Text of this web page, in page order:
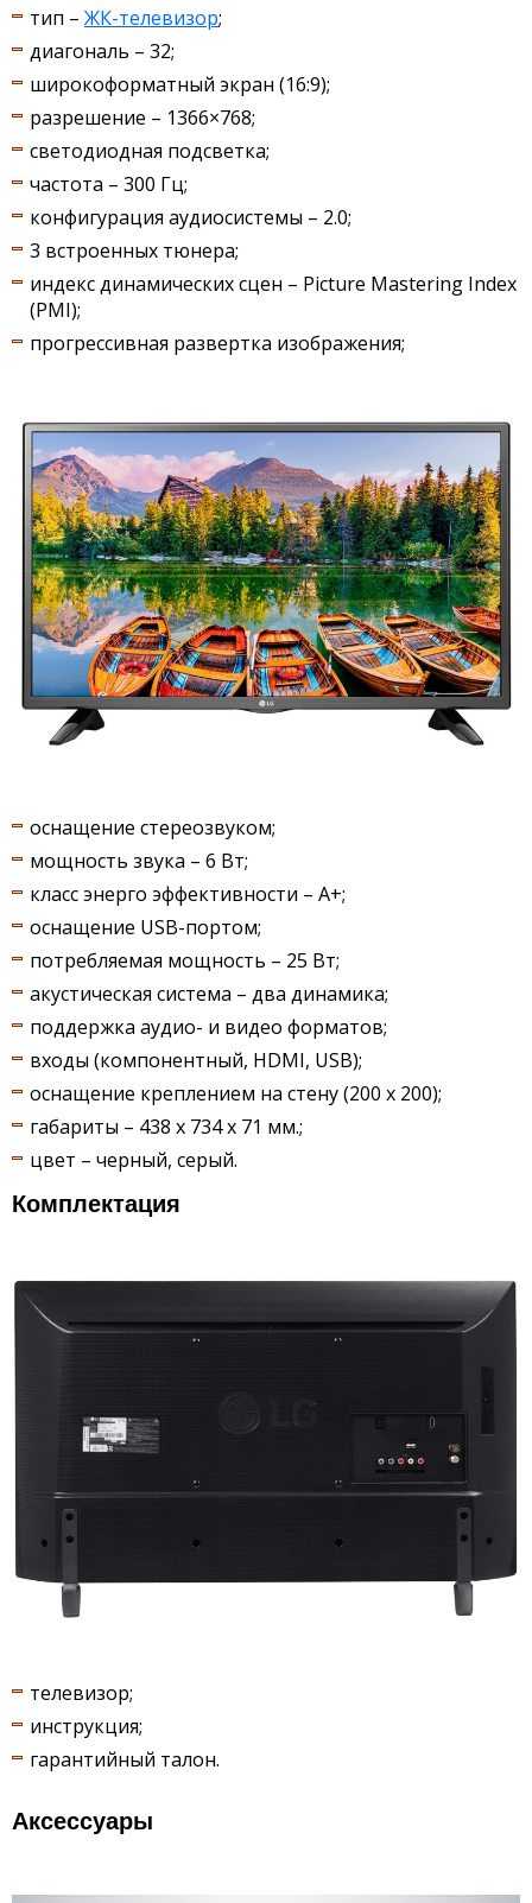
тип – ЖК-телевизор;
диагональ – 32;
широкоформатный экран (16:9);
разрешение – 1366×768;
светодиодная подсветка;
частота – 300 Гц;
конфигурация аудиосистемы – 2.0;
3 встроенных тюнера;
индекс динамических сцен – Picture Mastering Index
(PMI);
прогрессивная развертка изображения;
оснащение стереозвуком;
мощность звука – 6 Вт;
класс энерго эффективности – А+;
оснащение USB-портом;
потребляемая мощность – 25 Вт;
акустическая система – два динамика;
поддержка аудио- и видео форматов;
входы (компонентный, HDMI, USB);
оснащение креплением на стену (200 x 200);
габариты – 438 х 734 х 71 мм.;
цвет – черный, серый.
Комплектация
телевизор;
инструкция;
гарантийный талон.
Аксессуары